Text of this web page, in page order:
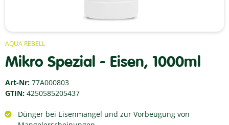
AQUA REBELL
Mikro Spezial - Eisen, 1000ml
Art-Nr: 77A000803
GTIN: 4250585205437
Dünger bei Eisenmangel und zur Vorbeugung von